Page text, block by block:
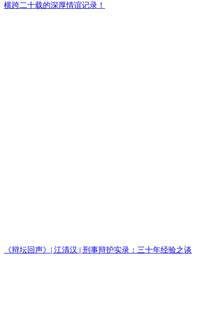
横跨二十载的深厚情谊记录！
《辩坛回声》| 江清汉 | 刑事辩护实录：三十年经验之谈